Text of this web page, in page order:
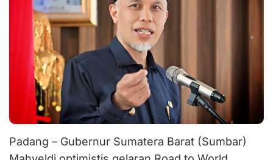
Padang – Gubernur Sumatera Barat (Sumbar)